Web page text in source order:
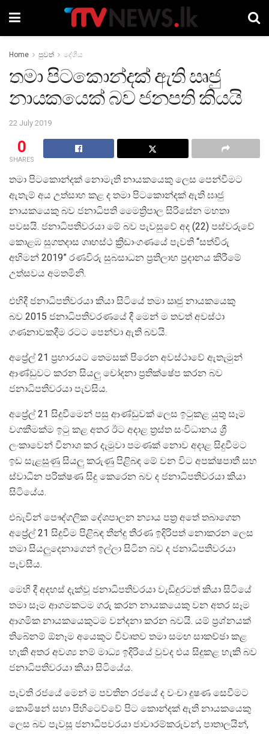
Home පුවත් දේශීය
තමා පිටකොන්දක් ඇති ඍජු
නායකයෙක් බව ජනපති කියයි
22 July 2019
0
SHARES
තමා පිටකොන්දක් නොමැති නායකයෙකු ලෙස පෙන්වීමට
ඇතැම් අය උත්සාහ කළ ද තමා පිටකොන්දක් ඇති ඝෘජු
නායකයෙකු බව ජනාධිපති මෛත්‍රිපාල සිරිසේන මහතා
පවසයි. ජනාධිපතිවරයා මේ බව පැවසුවේ අද (22) පස්වරුවේ
කොළඹ සුගතදාස ගෘහස්ථ ක්‍රිඩාංගණයේ පැවති “සත්විරු
අභිමන් 2019” රණවිරු සුබසාධන ප්‍රතිලාභ ප්‍රදානය කිරීමේ
උත්සවය අමතමිනි.
එහිදී ජනාධිපතිවරයා කියා සිටියේ තමා ඍජු නායකයෙකු
බව 2015 ජනාධිපතිවරණයේ දී මෙන් ම තවත් අවස්ථා
ගණනාවකදීම රටට පෙන්වා ඇති බවයි.
අප්‍රේල් 21 ප්‍රහාරයට තෙමසක් පිරෙන අවස්ථාවේ ඇතැමුන්
ආණ්ඩුවට කරන සියලු චෝදනා ප්‍රතික්ෂේප කරන බව
ජනාධිපතිවරයා පැවසිය.
අප්‍රේල් 21 සිදුවීමෙන් පසු ආණ්ඩුවක් ලෙස ඉටුකළ යුතු සෑම
වගකීමක්ම ඉටු කළ අතර ඊට අදාළ ත්‍රස්ත සංවිධානය ශ්‍රී
ලංකාවෙන් විනාශ කර දැමුවා පමණක් නොව අදාළ සිදුවීමට
ඉඩ සැළසුණු සියලු කරුණු පිළිබඳ මේ වන විට අපක්ෂපාතී සහ
ස්වාධීන පරික්ෂණ සිදු කෙරෙන බව ද ජනාධිපතිවරයා කියා
සිටියේය.
එබැවින් පෞද්ගලික දේශපාලන න්‍යාය පත්‍ර අතේ තබාගෙන
අප්‍රේල් 21 සිදුවීම පිළිබඳ තීන්දු තීරණ ඉදිරිපත් නොකරන ලෙස
තමා සියලුදෙනාගෙන් ඉල්ලා සිටින බව ද ජනාධිපතිවරයා
පැවසීය.
මෙහි දී අදහස් දැක්වූ ජනාධිපතිවරයා වැඩිදුරටත් කියා සිටියේ
තමා සෑම ආගමකටම ගරු කරන නායකයෙකු වන අතර සෑම
ආගමික නායකයෙකුටම වන්දනා කරන බවයි. යම් ප්‍රශ්නයක්
තිබේනම් ඕනෑම අයෙකුට විවෘතව තමා සමඟ සාකච්ඡා කළ
හැකි අතර අවශ්‍ය නම් මාධ්‍ය ඉදිරියේ වුවද එය සිදුකළ හැකි බව
ජනාධිපතිවරයා කියා සිටියේය.
පැවති රජයේ මෙන් ම පවතින රජයේ ද වංචා දූෂණ සෙවීමට
කොමිෂන් සභා පිහිටෙව්වේ පිට කොන්දක් ඇති නායකයෙකු
ලෙස බව පැවසූ ජනාධිපවරයා ජාවාරම්කරුවන්, පාතාලයින්,